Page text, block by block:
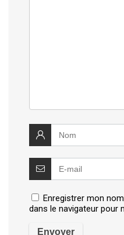
Enregistrer mon
dans le navigateur pour